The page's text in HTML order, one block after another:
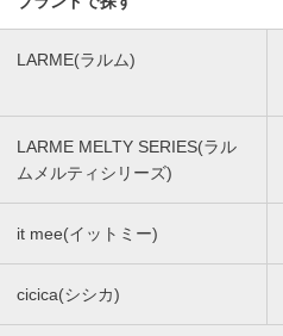
LARME(ラルム)
LARME MELTY SERIES(ラル
ムメルティシリーズ)
it mee(イットミー)
cicica(シシカ)